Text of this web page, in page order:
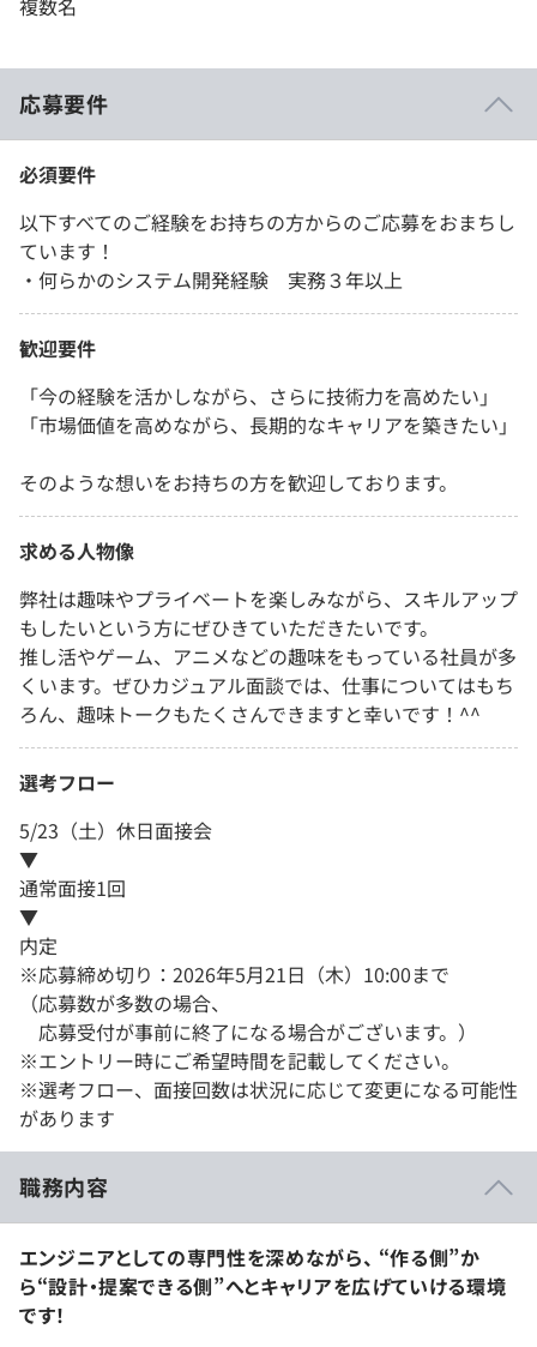
複数名
応募要件
必須要件
以下すべてのご経験をお持ちの方からのご応募をおまちし
ています！
・何らかのシステム開発経験 実務３年以上
歓迎要件
「今の経験を活かしながら、さらに技術力を高めたい」
「市場価値を高めながら、長期的なキャリアを築きたい」
そのような想いをお持ちの方を歓迎しております。
求める人物像
弊社は趣味やプライベートを楽しみながら、スキルアップ
もしたいという方にぜひきていただきたいです。
推し活やゲーム、アニメなどの趣味をもっている社員が多
くいます。ぜひカジュアル面談では、仕事についてはもち
ろん、趣味トークもたくさんできますと幸いです！^^
選考フロー
5/23（土）休日面接会
▼
通常面接1回
▼
内定
※応募締め切り：2026年5月21日（木）10:00まで
（応募数が多数の場合、
応募受付が事前に終了になる場合がございます。）
※エントリー時にご希望時間を記載してください。
※選考フロー、面接回数は状況に応じて変更になる可能性
があります
職務内容
エンジニアとしての専門性を深めながら、 “作る側”か
ら“設計・提案できる側”へとキャリアを広げていける環境
です！